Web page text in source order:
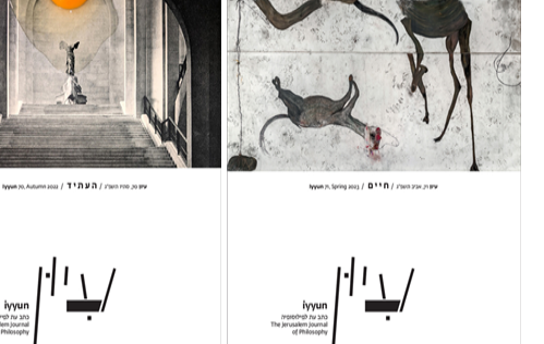
חגי כנען
הנחת אתר ספר מודפס
$31
$28
חגי כנען
הנחת אתר ספר מודפס
$31
$28